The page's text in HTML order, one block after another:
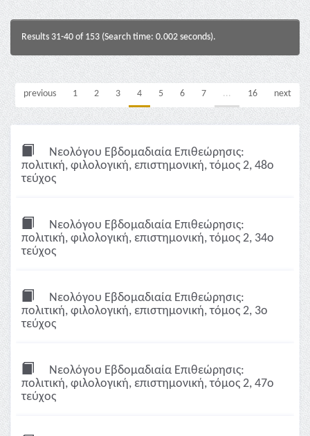
Results 31-40 of 153 (Search time: 0.002 seconds).
previous 1 2 3 4 5 6 7 ... 16 next
Νεολόγου Εβδομαδιαία Επιθεώρησις:
πολιτική, φιλολογική, επιστημονική, τόμος 2, 48ο
τεύχος
Νεολόγου Εβδομαδιαία Επιθεώρησις:
πολιτική, φιλολογική, επιστημονική, τόμος 2, 34ο
τεύχος
Νεολόγου Εβδομαδιαία Επιθεώρησις:
πολιτική, φιλολογική, επιστημονική, τόμος 2, 3ο
τεύχος
Νεολόγου Εβδομαδιαία Επιθεώρησις:
πολιτική, φιλολογική, επιστημονική, τόμος 2, 47ο
τεύχος